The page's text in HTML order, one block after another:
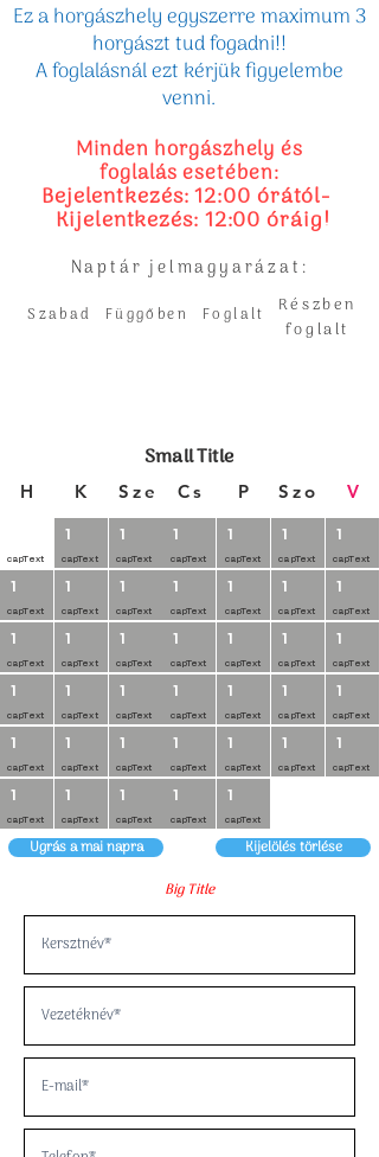
Ez a horgászhely egyszerre maximum 3
horgászt tud fogadni!!
A foglalásnál ezt kérjük figyelembe
venni.
Minden horgászhely és
foglalás esetében:
Bejelentkezés: 12:00 órától-
Kijelentkezés: 12:00 óráig!​
Naptár jelmagyarázat:
Szabad Függőben Foglalt
Részben
foglalt
Small Title
H K Sze Cs P Szo V
capText
1
capText
1
capText
1
capText
1
capText
1
capText
1
capText
1
capText
1
capText
1
capText
1
capText
1
capText
1
capText
1
capText
1
capText
1
capText
1
capText
1
capText
1
capText
1
capText
1
capText
1
capText
1
capText
1
capText
1
capText
1
capText
1
capText
1
capText
1
capText
1
capText
1
capText
1
capText
1
capText
1
capText
1
capText
1
capText
1
capText
1
capText
1
capText
1
capText
Ugrás a mai napra
Kijelölés törlése
Big Title